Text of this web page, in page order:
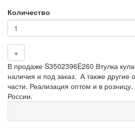
Количество
+
В продаже S3502396E260 Втулка
наличия и под заказ. А также другие
части. Реализация оптом и в
России.